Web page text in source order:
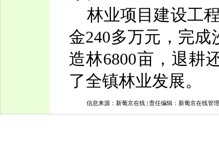
林业项目建设工
金240多万元，完成
造林6800亩，退耕
了全镇林业发展。
信息来源：新葡京在线 | 责任编辑：新葡京在线管